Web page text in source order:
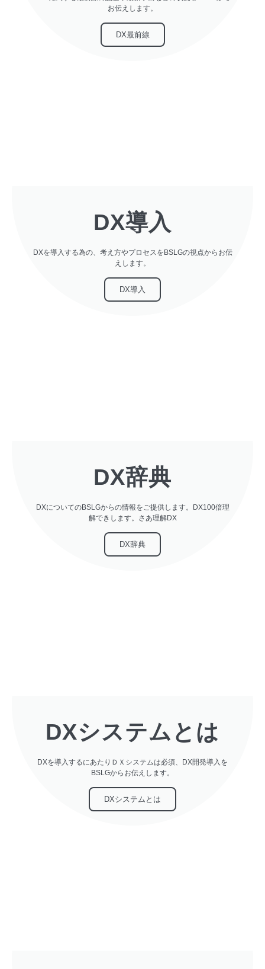
お伝えします。
DX最前線
DX導入
DXを導入する為の、考え方やプロセスをBSLGの視点からお伝
えします。
DX導入
DX辞典
DXについてのBSLGからの情報をご提供します。DX100倍理
解できします。さあ理解DX
DX辞典
DXシステムとは
DXを導入するにあたりＤＸシステムは必須、DX開発導入を
BSLGからお伝えします。
DXシステムとは